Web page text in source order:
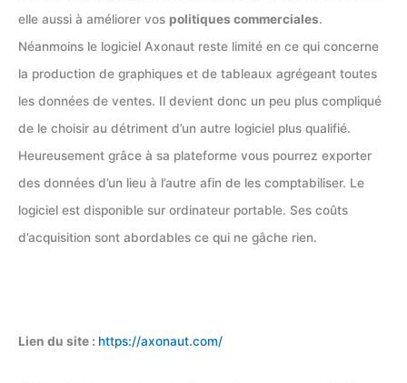
elle aussi à améliorer vos politiques commerciales.
Néanmoins le logiciel Axonaut reste limité en ce qui concerne
la production de graphiques et de tableaux agrégeant toutes
les données de ventes. Il devient donc un peu plus compliqué
de le choisir au détriment d’un autre logiciel plus qualifié.
Heureusement grâce à sa plateforme vous pourrez exporter
des données d’un lieu à l’autre afin de les comptabiliser. Le
logiciel est disponible sur ordinateur portable. Ses coûts
d’acquisition sont abordables ce qui ne gâche rien.
Lien du site : https://axonaut.com/